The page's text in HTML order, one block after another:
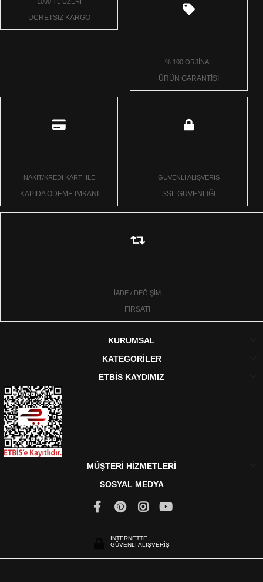
ÜCRETSİZ KARGO
% 100 ORJİNAL
ÜRÜN GARANTİSİ
NAKİT/KREDİ KARTI İLE
KAPIDA ÖDEME İMKANI
GÜVENLİ ALIŞVERİŞ
SSL GÜVENLİĞİ
İADE / DEĞİŞİM
FIRSATI
KURUMSAL
KATEGORİLER
ETBİS KAYDIMIZ
MÜŞTERİ HİZMETLERİ
SOSYAL MEDYA
İNTERNETTE
GÜVENLİ ALIŞVERİŞ